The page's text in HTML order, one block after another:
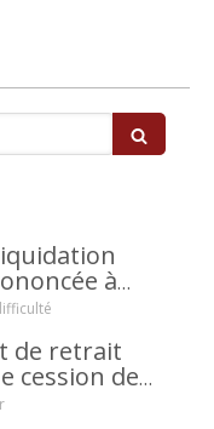
à
de retrait
cession de